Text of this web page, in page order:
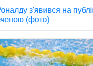
з'явився на
(фото)